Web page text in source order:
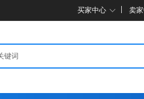
买家中心 卖